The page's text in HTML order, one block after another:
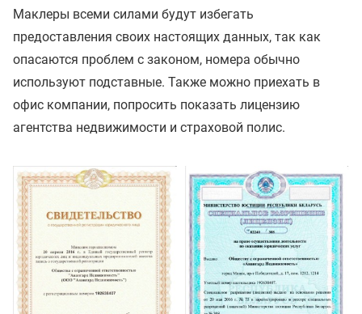
Маклеры всеми силами будут избегать
предоставления своих настоящих данных, так как
опасаются проблем с законом, номера обычно
используют подставные. Также можно приехать в
офис компании, попросить показать лицензию
агентства недвижимости и страховой полис.